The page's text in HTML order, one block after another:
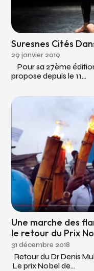
Suresnes Cités
29 janvier 2019
Pour sa 27ème
propose depuis le 11...
Une marche des
le retour du Prix
31 décembre 2018
Retour du Dr Denis
Le prix Nobel de...